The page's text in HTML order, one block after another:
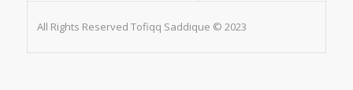
All Rights Reserved Tofiqq Saddique © 2023